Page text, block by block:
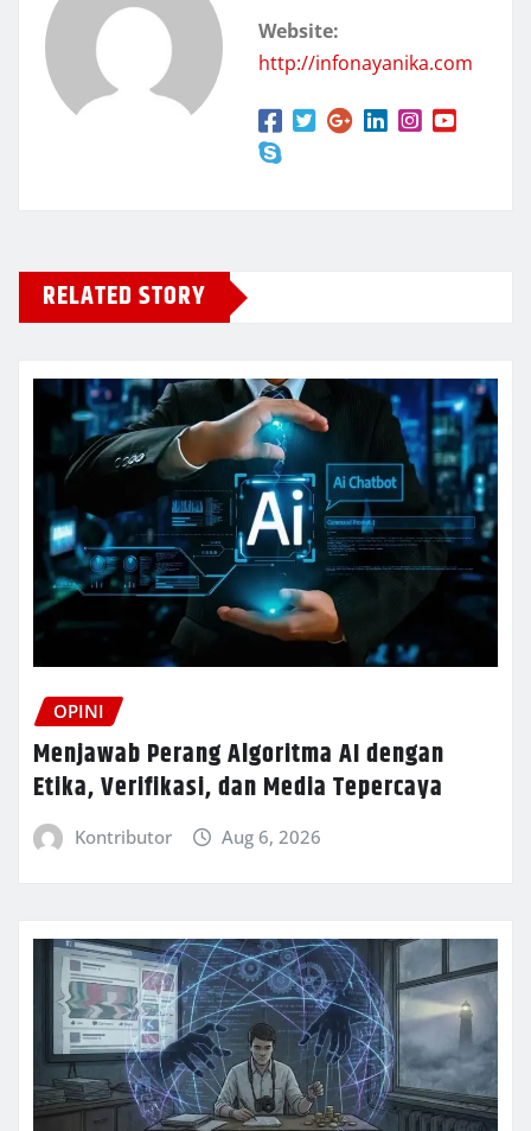
Website:
http://infonayanika.com
RELATED STORY
OPINI
Menjawab Perang Algoritma AI dengan
Etika, Verifikasi, dan Media Tepercaya
Kontributor Aug 6, 2026